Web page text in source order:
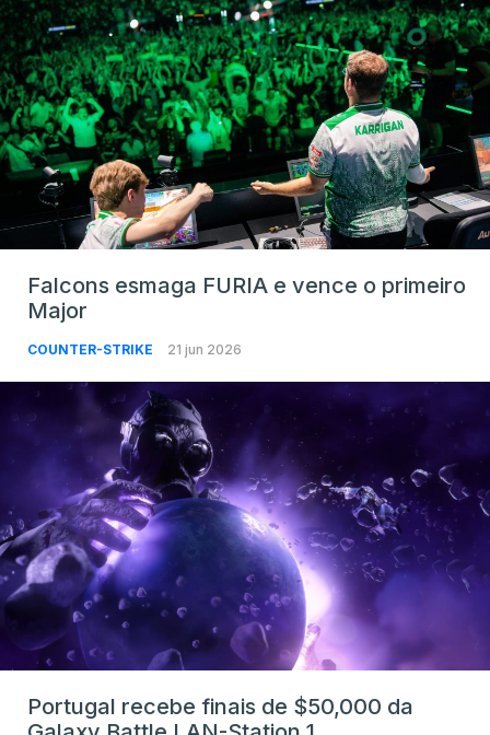
Falcons esmaga FURIA e vence o primeiro
Major
COUNTER-STRIKE 21 jun 2026
Portugal recebe finais de $50,000 da